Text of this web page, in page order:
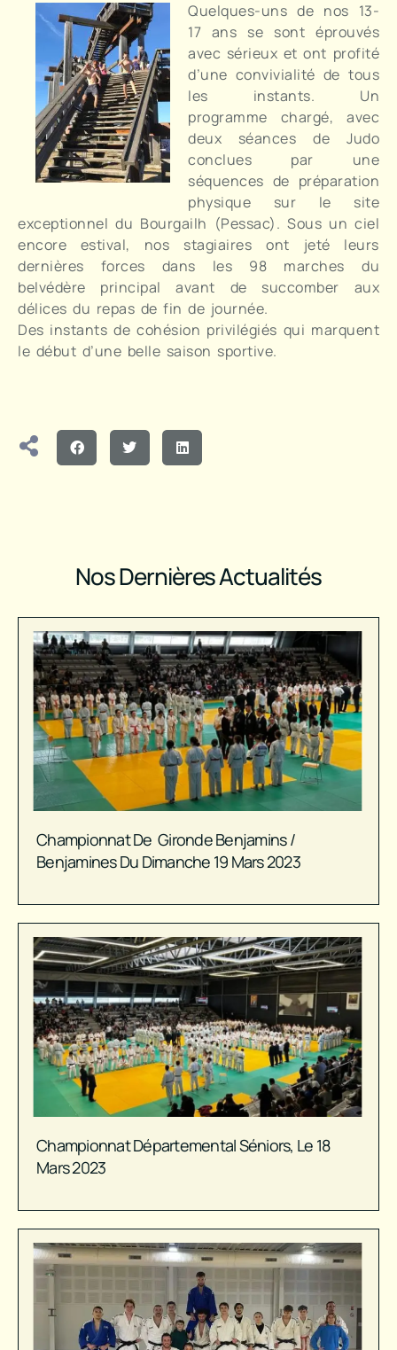
Quelques-uns de nos 13-
17 ans se sont éprouvés
avec sérieux et ont profité
d’une convivialité de tous
les instants. Un
programme chargé, avec
deux séances de Judo
conclues par une
séquences de préparation
physique sur le site
exceptionnel du Bourgailh (Pessac). Sous un ciel
encore estival, nos stagiaires ont jeté leurs
dernières forces dans les 98 marches du
belvédère principal avant de succomber aux
délices du repas de fin de journée.
Des instants de cohésion privilégiés qui marquent
le début d’une belle saison sportive.
Nos Dernières Actualités
Championnat De Gironde Benjamins /
Benjamines Du Dimanche 19 Mars 2023
Championnat Départemental Séniors, Le 18
Mars 2023